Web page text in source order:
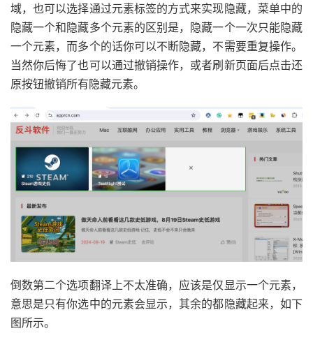
域，也可以选择通过元素标签的方式来实现隐藏，菜单中的
隐藏一个和隐藏多个元素的区别是，隐藏一个一次只能隐藏
一个元素，而多个的话你可以不断隐藏，不需要重复操作。
当然你后悔了也可以通过撤销操作，或者刷新页面后点击还
原按钮撤销所有隐藏元素。
倒数第二个选项翻译上不太准确，应该是仅显示一个元素，
意思是只有你选中的元素会显示，其余的都隐藏起来，如下
图所示。